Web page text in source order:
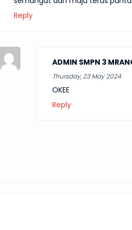
Reply
ADMIN SMPN 3
Thursday, 23 May 2024
OKEE
Reply